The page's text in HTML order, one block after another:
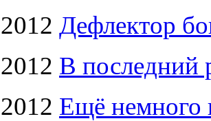
Дефлектор
В последний
Ещё немного